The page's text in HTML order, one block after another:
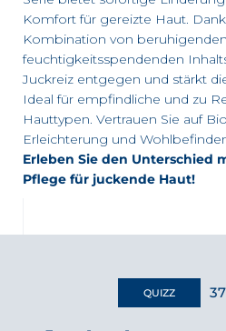
Partner Apotheke in Ihrer Nähe
Komfort für gereizte Haut.
Kombination von
feuchtigkeitsspendenden
Juckreiz entgegen und stärkt
Ideal für empfindliche und zu
Hauttypen. Vertrauen Sie auf
Erleichterung und
Erleben Sie den Unterschied
Pflege für juckende Haut!
QUIZZ 37